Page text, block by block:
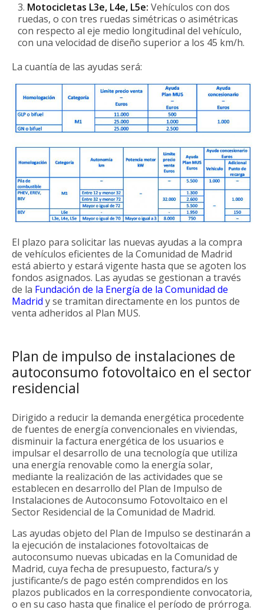
Motocicletas L3e, L4e, L5e: Vehículos con dos
ruedas, o con tres ruedas simétricas o asimétricas
con respecto al eje medio longitudinal del vehículo,
con una velocidad de diseño superior a los 45 km/h.
La cuantía de las ayudas será:
El plazo para solicitar las nuevas ayudas a la compra
de vehículos eficientes de la Comunidad de Madrid
está abierto y estará vigente hasta que se agoten los
fondos asignados. Las ayudas se gestionan a través
de la Fundación de la Energía de la Comunidad de
Madrid y se tramitan directamente en los puntos de
venta adheridos al Plan MUS.
Plan de impulso de instalaciones de
autoconsumo fotovoltaico en el sector
residencial
Dirigido a reducir la demanda energética procedente
de fuentes de energía convencionales en viviendas,
disminuir la factura energética de los usuarios e
impulsar el desarrollo de una tecnología que utiliza
una energía renovable como la energía solar,
mediante la realización de las actividades que se
establecen en desarrollo del Plan de Impulso de
Instalaciones de Autoconsumo Fotovoltaico en el
Sector Residencial de la Comunidad de Madrid.
Las ayudas objeto del Plan de Impulso se destinarán a
la ejecución de instalaciones fotovoltaicas de
autoconsumo nuevas ubicadas en la Comunidad de
Madrid, cuya fecha de presupuesto, factura/s y
justificante/s de pago estén comprendidos en los
plazos publicados en la correspondiente convocatoria,
o en su caso hasta que finalice el período de prórroga.